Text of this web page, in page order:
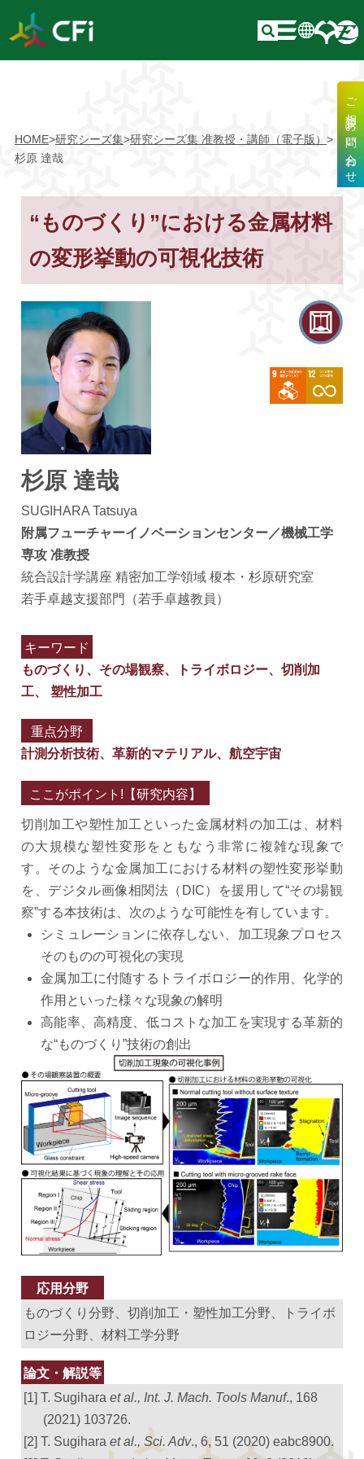
ご相談・お問い合わせ
HOME>研究シーズ集>研究シーズ集 准教授・講師（電子版） >
杉原 達哉
“ものづくり”における金属材料
の変形挙動の可視化技術
杉原 達哉
SUGIHARA Tatsuya
附属フューチャーイノベーションセンター／機械工学
専攻 准教授
統合設計学講座 精密加工学領域 榎本・杉原研究室
若手卓越支援部門（若手卓越教員）
キーワード
ものづくり、その場観察、トライボロジー、切削加
工、 塑性加工
重点分野
計測分析技術、革新的マテリアル、航空宇宙
ここがポイント!【研究内容】
切削加工や塑性加工といった金属材料の加工は、材料
の大規模な塑性変形をともなう非常に複雑な現象で
す。そのような金属加工における材料の塑性変形挙動
を、デジタル画像相関法（DIC）を援用して“その場観
察”する本技術は、次のような可能性を有しています。
シミュレーションに依存しない、加工現象プロセス
そのものの可視化の実現
金属加工に付随するトライボロジー的作用、化学的
作用といった様々な現象の解明
高能率、高精度、低コストな加工を実現する革新的
な“ものづくり”技術の創出
応用分野
ものづくり分野、切削加工・塑性加工分野、トライボ
ロジー分野、材料工学分野
論文・解説等
[1] T. Sugiharaet al., Int. J. Mach. Tools Manuf., 168
(2021) 103726.
[2] T. Sugiharaet al., Sci. Adv., 6, 51 (2020) eabc8900.